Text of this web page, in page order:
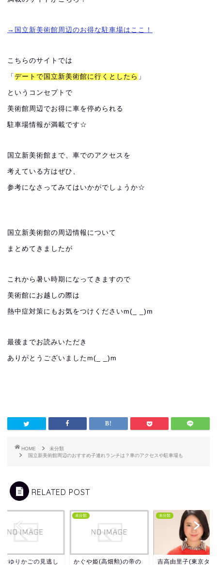
→国立新美術館周辺のお得な駐車場はここ！
こちらのサイトでは
「 デートで国立新美術館に行くとしたら 」
というコンセプトで
美術館周辺でお得に車を停められる
駐車場情報が満載です☆
国立新美術館まで、車でのアクセスを
考えている方はぜひ、
参考になさってみてはいかがでしょうか☆
国立新美術館の周辺情報について
まとめてきましたが
これから暑い時期になってきますので
美術館にお越しの際は
熱中症対策にもお気をつけくださいm(_ _)m
最後までお読みいただき
ありがとうございましたm(_ _)m
HOME
未分類
国立新美術館周辺のおすすめ子連れランチは？車のアクセスや駐車場も
RELATED POST
なゆりかごの見逃し
未分類
かぐや姫(高畑勲)の帝の
未分類
吉高由里子(東京タ